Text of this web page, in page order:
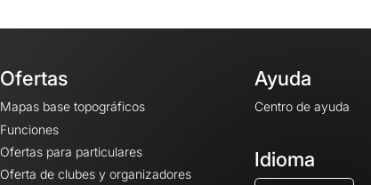
Ofertas
Mapas base topográficos
Funciones
Ofertas para particulares
Oferta de clubes y organizadores
Ayuda
Centro de ayuda
Idioma